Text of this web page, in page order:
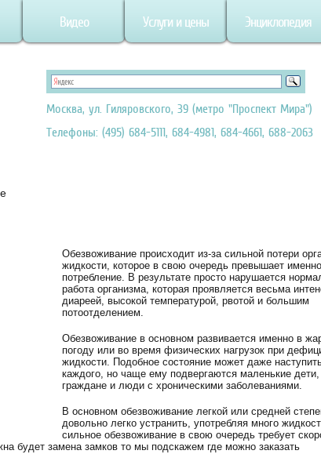
Видео Услуги и цены Энциклопедия
Москва, ул. Гиляровского, 39 (метро "Проспект Мира")
Телефоны: (495) 684-5111, 684-4981, 684-4661, 688-2063
Обезвоживание происходит из-за сильной потери
жидкости, которое в свою очередь превышает
потребление. В результате просто нарушается
работа организма, которая проявляется весьма
диареей, высокой температурой, рвотой и большим
потоотделением.
Обезвоживание в основном развивается именно в
погоду или во время физических нагрузок при
жидкости. Подобное состояние может даже
каждого, но чаще ему подвергаются маленькие
граждане и люди с хроническими заболеваниями.
В основном обезвоживание легкой или средней
довольно легко устранить, употребляя много
сильное обезвоживание в свою очередь требует
будет замена замков то мы подскажем где можно заказать